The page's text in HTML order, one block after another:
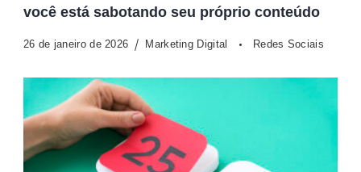
você está sabotando seu próprio conteúdo
26 de janeiro de 2026 Marketing Digital Redes Sociais